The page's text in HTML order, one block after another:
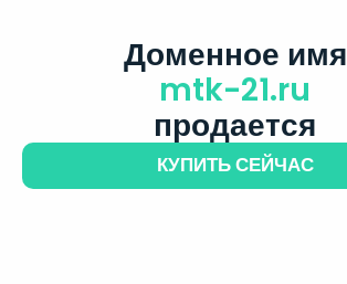
Доменное имя
mtk-21.ru
продается
КУПИТЬ СЕЙЧАС